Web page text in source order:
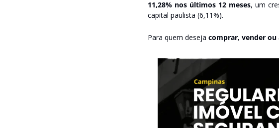
11,28% nos últimos 12 meses, um
capital paulista (6,11%).
Para quem deseja comprar, vender ou